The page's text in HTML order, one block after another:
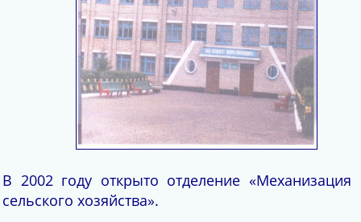
В 2002 году открыто отделение «Механизация
сельского хозяйства».